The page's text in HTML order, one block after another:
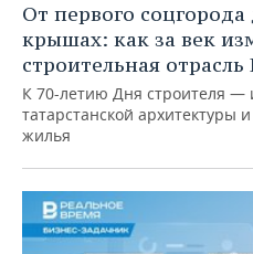
От первого
крышах: как за век
строительная отрасль
К 70-летию Дня строителя —
татарстанской архитектуры
жилья